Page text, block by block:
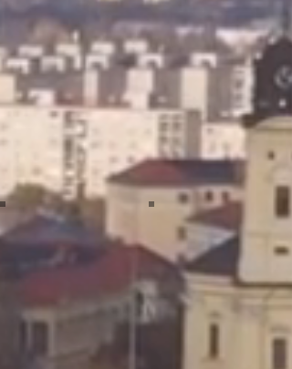
Two Wine Cups Under Construction